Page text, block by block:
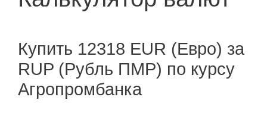
Купить 12318 EUR (Евро) за
RUP (Рубль ПМР) по курсу
Агропромбанка